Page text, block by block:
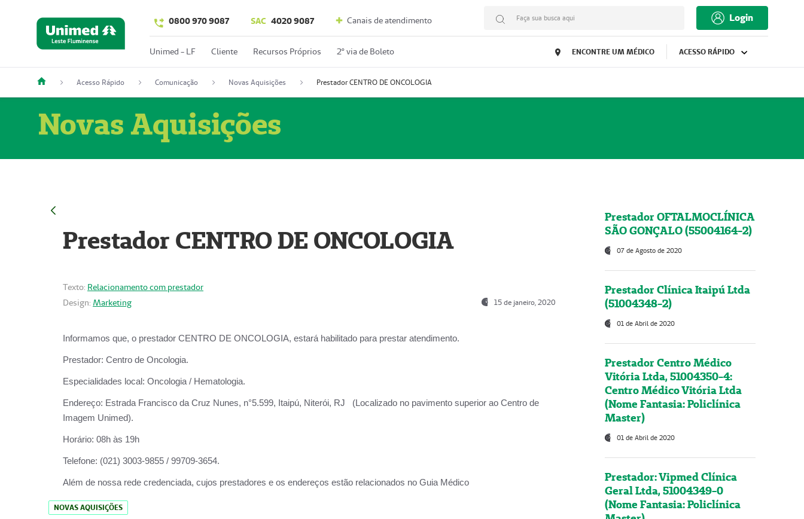
0800 970 9087 SAC 4020 9087 Canais de atendimento Faça sua busca aqui Login
Unimed - LF Cliente Recursos Próprios 2º via de Boleto ENCONTRE UM MÉDICO ACESSO RÁPIDO
Acesso Rápido Comunicação Novas Aquisições Prestador CENTRO DE ONCOLOGIA
Novas Aquisições
Prestador CENTRO DE ONCOLOGIA
Texto: Relacionamento com prestador
Design: Marketing 15 de janeiro, 2020
Informamos que, o prestador CENTRO DE ONCOLOGIA, estará habilitado para prestar atendimento.
Prestador: Centro de Oncologia.
Especialidades local: Oncologia / Hematologia.
Endereço: Estrada Francisco da Cruz Nunes, n°5.599, Itaipú, Niterói, RJ (Localizado no pavimento superior ao Centro de
Imagem Unimed).
Horário: 08h às 19h
Telefone: (021) 3003-9855 / 99709-3654.
Além de nossa rede credenciada, cujos prestadores e os endereços estão relacionados no Guia Médico
NOVAS AQUISIÇÕES
Prestador OFTALMOCLÍNICA
SÃO GONÇALO (55004164-2)
07 de Agosto de 2020
Prestador Clínica Itaipú Ltda
(51004348-2)
01 de Abril de 2020
Prestador Centro Médico
Vitória Ltda, 51004350-4:
Centro Médico Vitória Ltda
(Nome Fantasia: Policlínica
Master)
01 de Abril de 2020
Prestador: Vipmed Clínica
Geral Ltda, 51004349-0
(Nome Fantasia: Policlínica